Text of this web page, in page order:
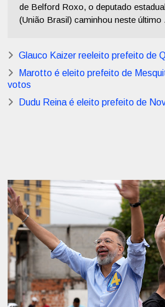
de Belford Roxo, o deputado
(União Brasil) caminhou neste último
Glauco Kaizer reeleito prefeito de
Marotto é eleito prefeito de
votos
Dudu Reina é eleito prefeito de